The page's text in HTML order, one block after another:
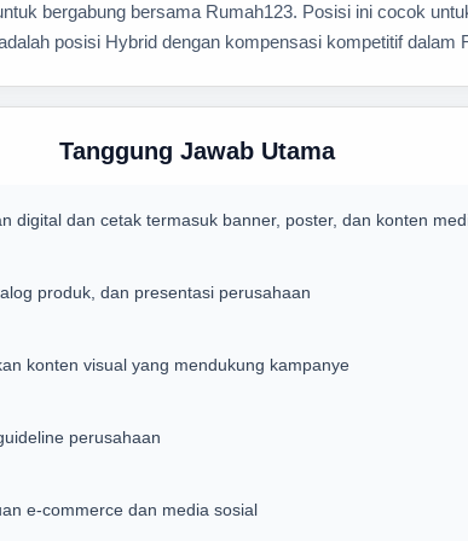
bergabung bersama Rumah123. Posisi ini cocok
posisi Hybrid dengan kompensasi kompetitif dalam
Tanggung Jawab Utama
digital dan cetak termasuk banner, poster, dan konten
produk, dan presentasi perusahaan
konten visual yang mendukung kampanye
perusahaan
e-commerce dan media sosial